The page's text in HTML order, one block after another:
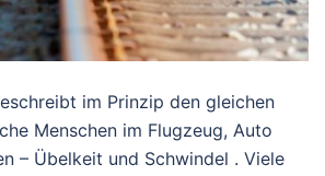
im Prinzip den gleichen
Menschen im Flugzeug, Auto
– Übelkeit und Schwindel . Viele